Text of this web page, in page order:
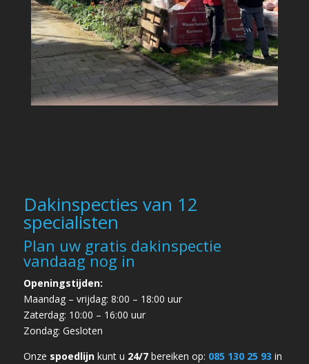
Dakinspecties van 12
specialisten
Plan uw gratis dakinspectie
vandaag nog in
Openingstijden:
Maandag – vrijdag: 8:00 – 18:00 uur
Zaterdag: 10:00 – 16:00 uur
Zondag: Gesloten
Onze spoedlijn kunt u 24/7 bereiken op: 085 130 25 93 in